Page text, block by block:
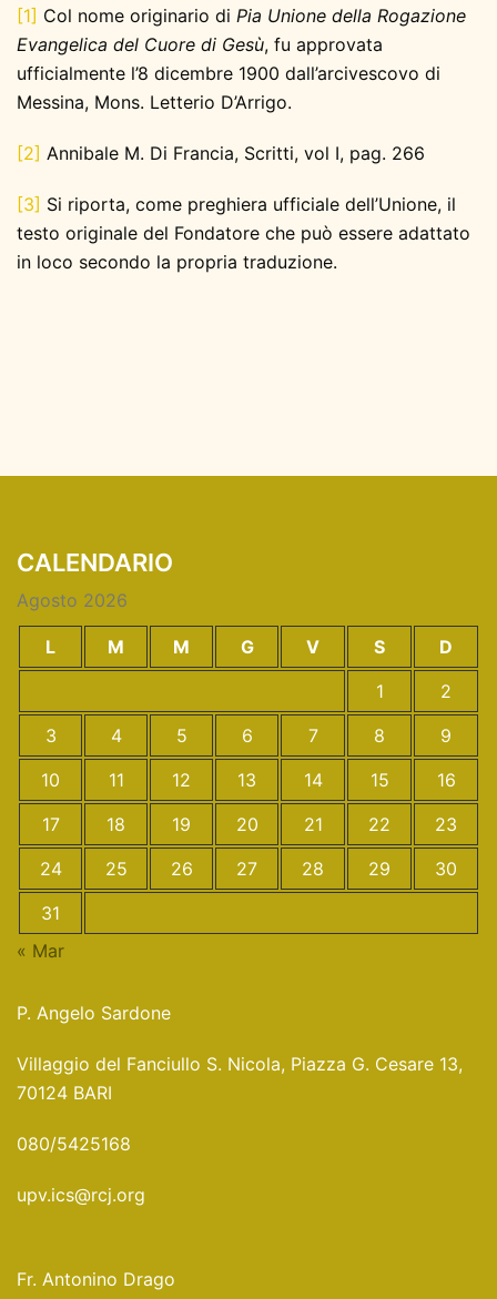
[1] Col nome originario di Pia Unione della Rogazione
Evangelica del Cuore di Gesù, fu approvata
ufficialmente l’8 dicembre 1900 dall’arcivescovo di
Messina, Mons. Letterio D’Arrigo.
[2] Annibale M. Di Francia, Scritti, vol I, pag. 266
[3] Si riporta, come preghiera ufficiale dell’Unione, il
testo originale del Fondatore che può essere adattato
in loco secondo la propria traduzione.
CALENDARIO
Agosto 2026
L M M G V S
D
1
2
3
4 5 6 7 8
9
10
11 12 13 14 15
16
17
18 19 20 21 22
23
24
25 26 27 28 29
30
31
« Mar
P. Angelo Sardone
Villaggio del Fanciullo S. Nicola, Piazza G. Cesare 13,
70124 BARI
080/5425168
upv.ics@rcj.org
Fr. Antonino Drago